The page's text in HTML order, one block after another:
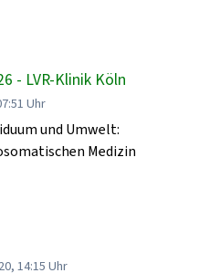
- LVR-Klinik Köln
Uhr
und Umwelt:
Medizin
14:15 Uhr